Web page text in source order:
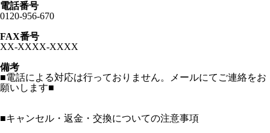
電話番号
0120-956-670
FAX番号
XX-XXXX-XXXX
備考
■電話による対応は行っておりません。メールにてご連絡をお
願いします■
■キャンセル・返金・交換についての注意事項